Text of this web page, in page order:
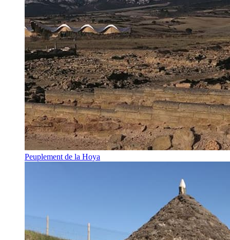
Peuplement de la Hoya